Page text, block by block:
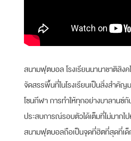
สนามฟุตบอล โรงเรียนนานาชาติสิง
จัดสรรพื้นที่ในโรงเรียนเป็นสิ่งสำคัญ
โซนกีฬา การทำให้ทุกอย่างบาลานซ์กั
ประสบการณ์รอบตัวได้เต็มที่ไม่มากไ
สนามฟุตบอลถือเป็นจุดที่ฮิตที่สุดที่เด็